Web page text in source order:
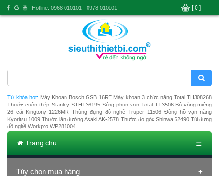
Từ khóa hot: Máy Khoan Bosch GSB 16RE Máy khoan 3 chức năng Total TH308268
Thước cuộn thép Stanley STHT36195 Súng phun sơn Total TT3506 Bộ vòng miệng
26 cái Kingtony 1226MR Thùng đựng đồ nghề Truper 11506 Đồng hồ vạn năng
Kyoritsu 1009 Thước lăn đường Asaki AK-2578 Thước đo góc Shinwa 62490 Túi đựng
đồ nghề Workpro WP281004
Trang chủ ☰
Tùy chọn mua hàng
Hotline: 0968 010101 - 0978 010101 [ 0 ]